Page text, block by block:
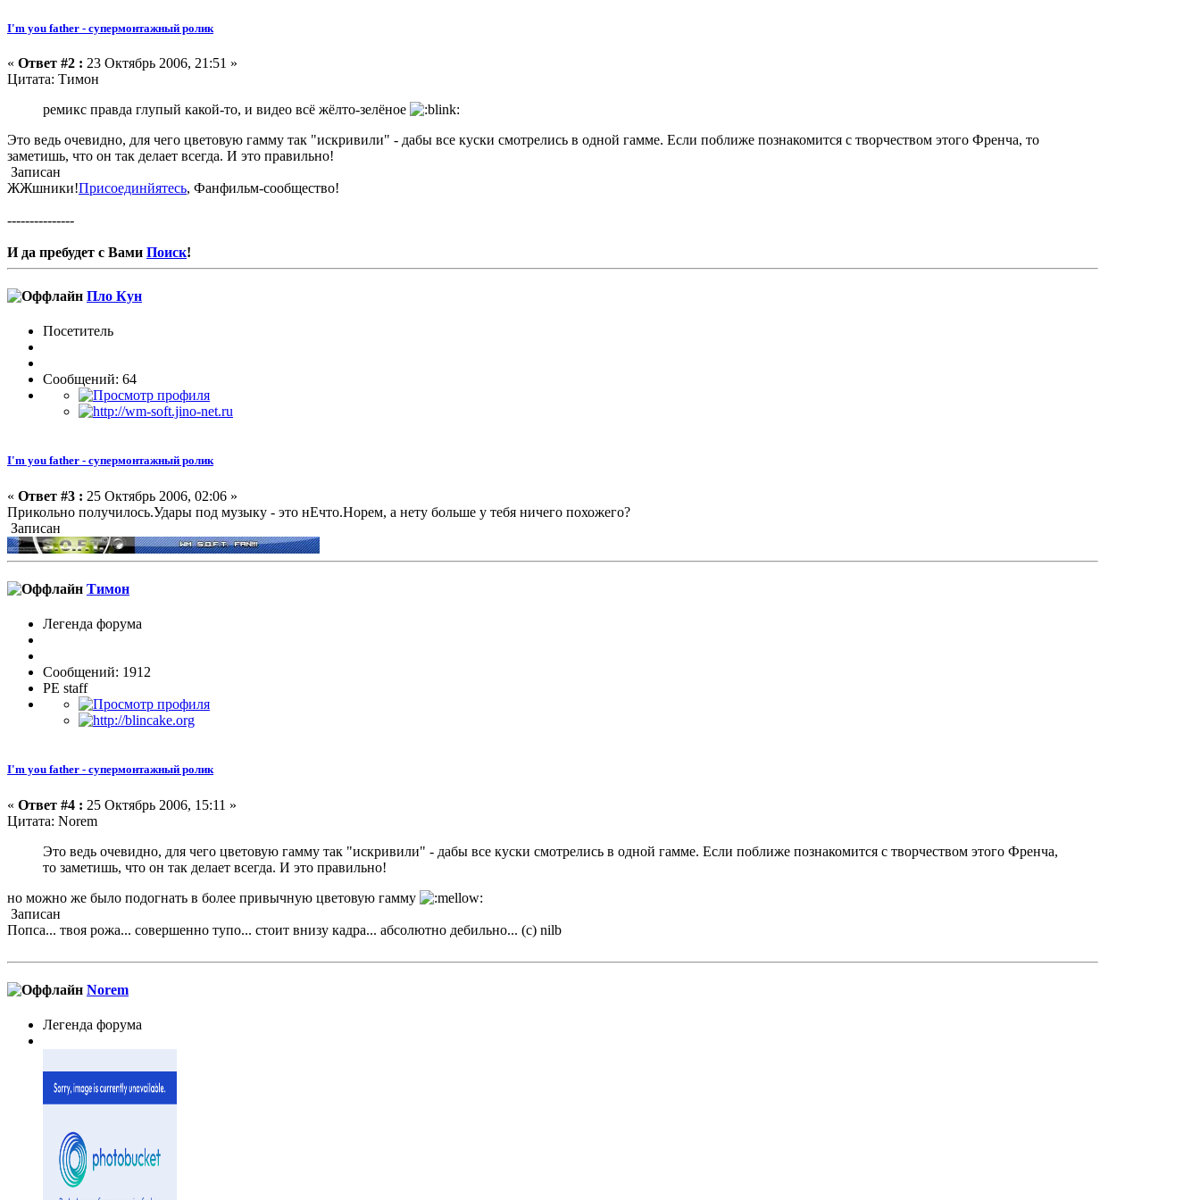
I'm you father - супермонтажный ролик
« Ответ #2 : 23 Октябрь 2006, 21:51 »
Цитата: Тимон
ремикс правда глупый какой-то, и видео всё жёлто-зелёное
Это ведь очевидно, для чего цветовую гамму так "искривили" - дабы все куски смотрелись в одной гамме. Если поближе познакомится с творчеством этого Френча, то
заметишь, что он так делает всегда. И это правильно!
Записан
ЖЖшники!Присоединйятесь, Фанфильм-сообщество!
---------------
И да пребудет с Вами Поиск!
Пло Кун
Посетитель
Сообщений: 64
I'm you father - супермонтажный ролик
« Ответ #3 : 25 Октябрь 2006, 02:06 »
Прикольно получилось.Удары под музыку - это нЕчто.Норем, а нету больше у тебя ничего похожего?
Записан
Тимон
Легенда форума
Сообщений: 1912
PE staff
I'm you father - супермонтажный ролик
« Ответ #4 : 25 Октябрь 2006, 15:11 »
Цитата: Norem
Это ведь очевидно, для чего цветовую гамму так "искривили" - дабы все куски смотрелись в одной гамме. Если поближе познакомится с творчеством этого Френча,
то заметишь, что он так делает всегда. И это правильно!
но можно же было подогнать в более привычную цветовую гамму
Записан
Попса... твоя рожа... совершенно тупо... стоит внизу кадра... абсолютно дебильно... (с) nilb
Norem
Легенда форума